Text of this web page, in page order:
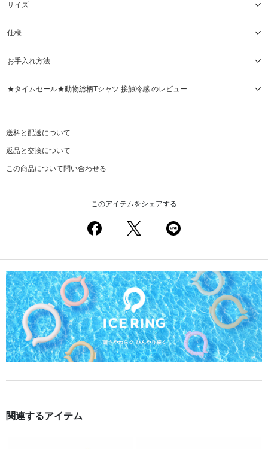
サイズ
仕様
お手入れ方法
★タイムセール★動物総柄Tシャツ 接触冷感 のレビュー
送料と配送について
返品と交換について
この商品について問い合わせる
このアイテムをシェアする
関連するアイテム